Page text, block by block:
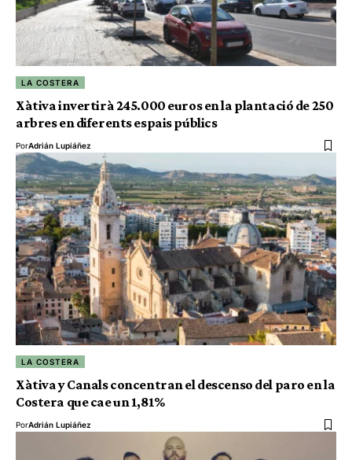
LA COSTERA
Xàtiva invertirà 245.000 euros en la plantació de 250
arbres en diferents espais públics
PorAdrián Lupiáñez
LA COSTERA
Xàtiva y Canals concentran el descenso del paro en la
Costera que cae un 1,81%
PorAdrián Lupiáñez